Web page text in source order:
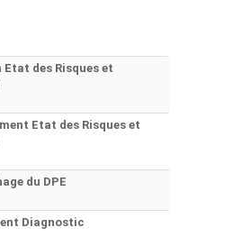
Etat des Risques et
Etat des Risques et
du DPE
Diagnostic